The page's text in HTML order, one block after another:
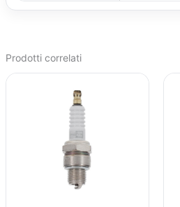
Prodotti correlati
PREZZO
ORIGINALE
ERA:
€49,90.